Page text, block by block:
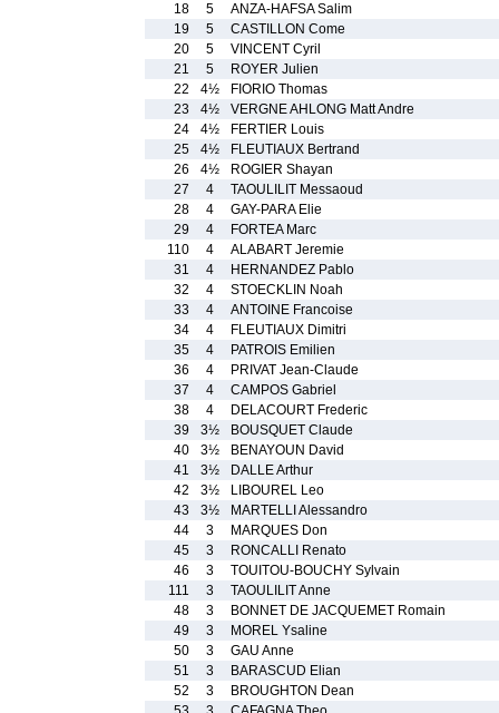
18
5
ANZA-HAFSA Salim
19
5
CASTILLON Come
20
5
VINCENT Cyril
21
5
ROYER Julien
22
4½
FIORIO Thomas
23
4½
VERGNE AHLONG Matt Andre
24
4½
FERTIER Louis
25
4½
FLEUTIAUX Bertrand
26
4½
ROGIER Shayan
27
4
TAOULILIT Messaoud
28
4
GAY-PARA Elie
29
4
FORTEA Marc
110
4
ALABART Jeremie
31
4
HERNANDEZ Pablo
32
4
STOECKLIN Noah
33
4
ANTOINE Francoise
34
4
FLEUTIAUX Dimitri
35
4
PATROIS Emilien
36
4
PRIVAT Jean-Claude
37
4
CAMPOS Gabriel
38
4
DELACOURT Frederic
39
3½
BOUSQUET Claude
40
3½
BENAYOUN David
41
3½
DALLE Arthur
42
3½
LIBOUREL Leo
43
3½
MARTELLI Alessandro
44
3
MARQUES Don
45
3
RONCALLI Renato
46
3
TOUITOU-BOUCHY Sylvain
111
3
TAOULILIT Anne
48
3
BONNET DE JACQUEMET Romain
49
3
MOREL Ysaline
50
3
GAU Anne
51
3
BARASCUD Elian
52
3
BROUGHTON Dean